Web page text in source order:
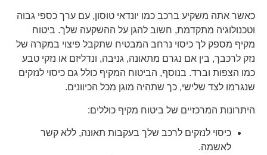
כאשר אתה משקיע ברכב כמו יונדאי טוסון, עם ערך כספי גבוה
וטכנולוגיה מתקדמת, חשוב להגן על ההשקעה שלך. ביטוח
מקיף מספק לך כיסוי נרחב המבטיח שתקבל פיצוי במקרה של
נזק לרכבך, בין אם נגרם מתאונה, גניבה, ונדליזם או נזקי טבע
כמו הצפות וברד. בנוסף, הביטוח המקיף כולל גם כיסוי לנזקים
שנגרמו לצד שלישי, כך שתהיה מוגן מכל הכיוונים.
היתרונות המרכזיים של ביטוח מקיף כוללים:
כיסוי לנזקים לרכב שלך בעקבות תאונה, ללא קשר
לאשמה.